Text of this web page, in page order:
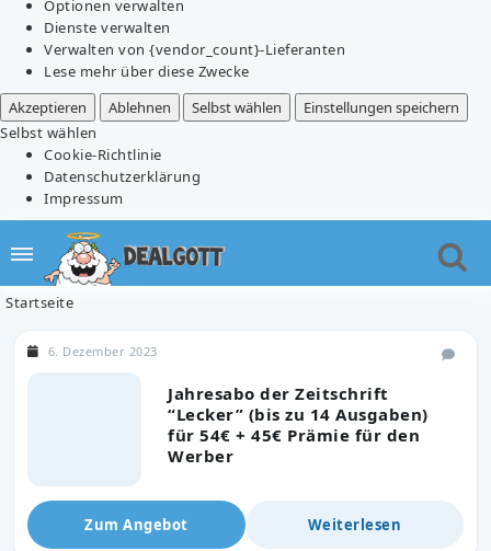
Optionen verwalten
Dienste verwalten
Verwalten von {vendor_count}-Lieferanten
Lese mehr über diese Zwecke
Akzeptieren
Ablehnen Selbst wählen
Einstellungen speichern
Selbst wählen
Cookie-Richtlinie
Datenschutzerklärung
Impressum
Startseite
Jahresabo der Zeitschrift
“Lecker” (bis zu 14 Ausgaben)
für 54€ + 45€ Prämie für den
Werber
6. Dezember 2023
Zum Angebot Weiterlesen